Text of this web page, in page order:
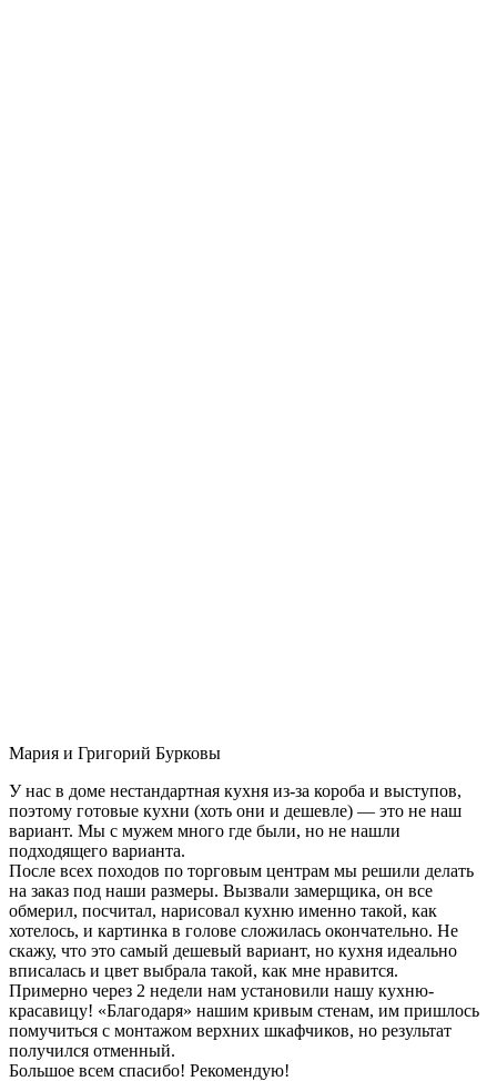
Мария и Григорий Бурковы
У нас в доме нестандартная кухня из-за короба и выступов,
поэтому готовые кухни (хоть они и дешевле) — это не наш
вариант. Мы с мужем много где были, но не нашли
подходящего варианта.
После всех походов по торговым центрам мы решили делать
на заказ под наши размеры. Вызвали замерщика, он все
обмерил, посчитал, нарисовал кухню именно такой, как
хотелось, и картинка в голове сложилась окончательно. Не
скажу, что это самый дешевый вариант, но кухня идеально
вписалась и цвет выбрала такой, как мне нравится.
Примерно через 2 недели нам установили нашу кухню-
красавицу! «Благодаря» нашим кривым стенам, им пришлось
помучиться с монтажом верхних шкафчиков, но результат
получился отменный.
Большое всем спасибо! Рекомендую!